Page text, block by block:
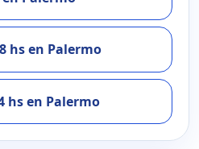
hs en Palermo
hs en Palermo